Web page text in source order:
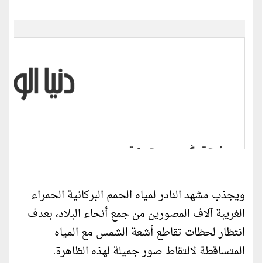
ويجذب مشهد النادر لمياه الحمم البركانية الحمراء
الغريبة آلاف المصورين من جمع أنحاء البلاد، بعدف
انتظار لحظات تقاطع أشعة الشمس مع المياه
المتساقطة لالتقاط صور جميلة لهذه الظاهرة.